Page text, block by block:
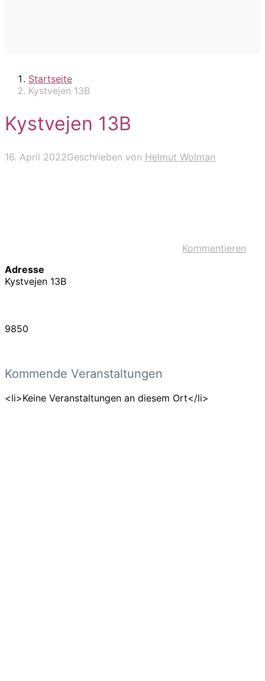
Startseite
Kystvejen 13B
Kystvejen 13B
16. April 2022Geschrieben von Helmut Wolman
Kommentieren
Adresse
Kystvejen 13B
9850
Kommende Veranstaltungen
<li>Keine Veranstaltungen an diesem Ort</li>